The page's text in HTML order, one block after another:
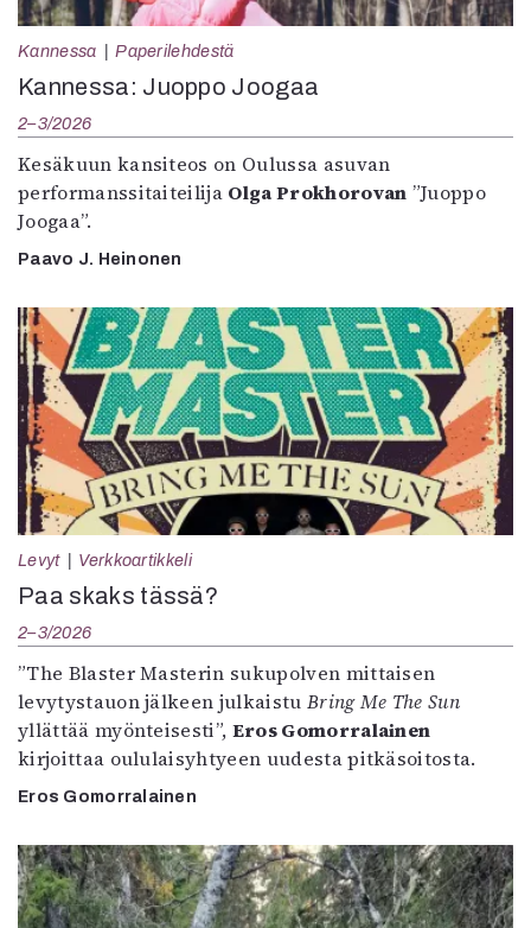
Kannessa Paperilehdestä
Kannessa: Juoppo Joogaa
2–3/2026
Kesäkuun kansiteos on Oulussa asuvan
performanssitaiteilija Olga Prokhorovan ”Juoppo
Joogaa”.
Paavo J. Heinonen
Levyt Verkkoartikkeli
Paa skaks tässä?
2–3/2026
”The Blaster Masterin sukupolven mittaisen
levytystauon jälkeen julkaistu Bring Me The Sun
yllättää myönteisesti”, Eros Gomorralainen
kirjoittaa oululaisyhtyeen uudesta pitkäsoitosta.
Eros Gomorralainen